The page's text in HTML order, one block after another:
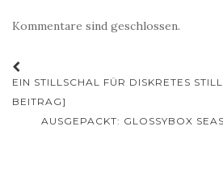
Kommentare sind geschlossen.
Beitrags-
Navigation
EIN STILLSCHAL FÜR DISKRETES
BEITRAG]
AUSGEPACKT: GLOSSYBOX